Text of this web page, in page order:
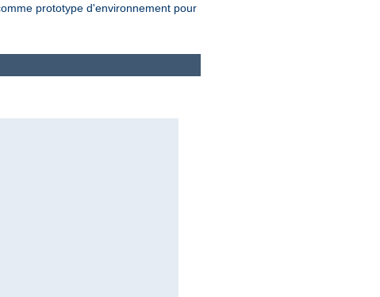
prototype d'environnement pour